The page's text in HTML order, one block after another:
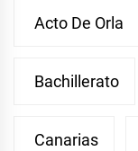
Acto De Orla
Bachillerato
Canarias